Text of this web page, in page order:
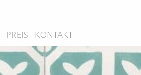
PREIS KONTAKT